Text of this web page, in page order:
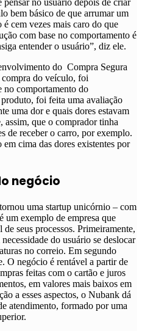
no usuário depois de criar
bem básico de que arrumar um
cem vezes mais caro do que
com base no comportamento é
entender o usuário”, diz ele.
do Compra Segura
compra do veículo, foi
no comportamento do
foi feita uma avaliação
uma dor e quais dores estavam
assim, que o comprador tinha
de receber o carro, por exemplo.
cima das dores existentes por
negócio
uma startup unicórnio – com
exemplo de empresa que
seus processos. Primeiramente,
do usuário se deslocar
no correio. Em segundo
O negócio é rentável a partir de
feitas com o cartão e juros
em valores mais baixos em
a esses aspectos, o Nubank dá
atendimento, formado por uma